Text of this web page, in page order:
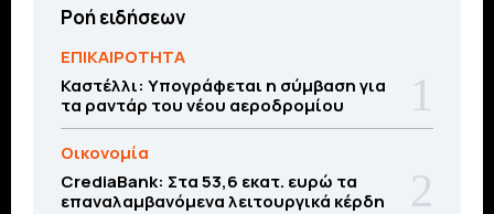
Ροή ειδήσεων
ΕΠΙΚΑΙΡΟΤΗΤΑ
Καστέλλι: Υπογράφεται η σύμβαση για
τα ραντάρ του νέου αεροδρομίου
Οικονομία
CrediaBank: Στα 53,6 εκατ. ευρώ τα
επαναλαμβανόμενα λειτουργικά κέρδη